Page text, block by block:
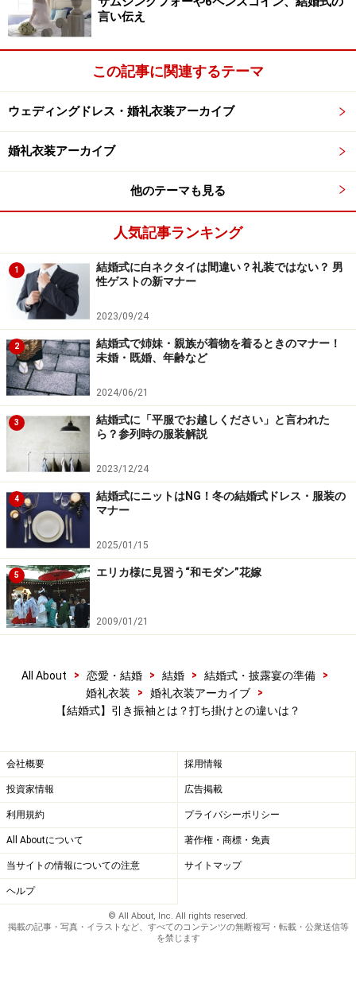
と言われる白い振袖を着ますが、その代わりに色目の入
った引き振袖を着るのです。
たとえば、赤い引き振袖の上に、白い打掛を合わせ、お
色直しでは羽織っていた打掛をぬいで、赤い引き振袖で
再入場。お色直しの時間も大幅に短縮でき、色や柄のコ
う超短時間で、ガラリとイメージを変えられるこの着こ
なしオススメです。特に人とは違ったコーディネートを
※記事内容は執筆時点のものです。最新の内容をご確認くださ
い。
言い伝え
この記事に関連するテーマ
ウェディングドレス・婚礼衣装アーカイブ
婚礼衣装アーカイブ
他のテーマも見る
人気記事ランキング
1
結婚式に白ネクタイは間違い？礼装ではない？ 男
性ゲストの新マナー
2023/09/24
2
結婚式で姉妹・親族が着物を着るときのマナー！
未婚・既婚、年齢など
2024/06/21
3
結婚式に「平服でお越しください」と言われた
ら？参列時の服装解説
2023/12/24
4
結婚式にニットはNG！冬の結婚式ドレス・服装の
マナー
2025/01/15
5 エリカ様に見習う“和モダン”花嫁
2009/01/21
All About > 恋愛・結婚 > 結婚 > 結婚式・披露宴の準備
>
婚礼衣装
> 婚礼衣装アーカイブ
>
【結婚式】引き振袖とは？打ち掛けとの違いは？
会社概要 採用情報
投資家情報 広告掲載
利用規約 プライバシーポリシー
All Aboutについて 著作権・商標・免責
当サイトの情報についての注意 サイトマップ
ヘルプ
© All About, Inc. All rights reserved.
掲載の記事・写真・イラストなど、すべてのコンテンツの無断複写・転載・公衆送信等
を禁じます